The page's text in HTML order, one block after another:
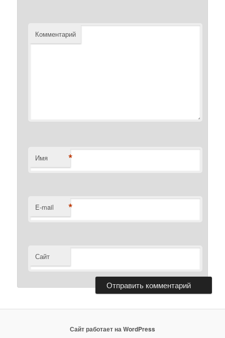
Комментарий
Имя *
E-mail *
Сайт
Сайт работает на WordPress